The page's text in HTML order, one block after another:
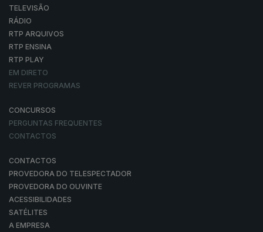
TELEVISÃO
RÁDIO
RTP ARQUIVOS
RTP ENSINA
RTP PLAY
EM DIRETO
REVER PROGRAMAS
CONCURSOS
PERGUNTAS FREQUENTES
CONTACTOS
CONTACTOS
PROVEDORA DO TELESPECTADOR
PROVEDORA DO OUVINTE
ACESSIBILIDADES
SATÉLITES
A EMPRESA